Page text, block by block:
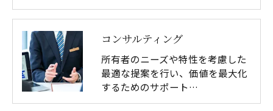
コンサルティング
所有者のニーズや特性を考慮した
最適な提案を行い、価値を最大化
するためのサポート…